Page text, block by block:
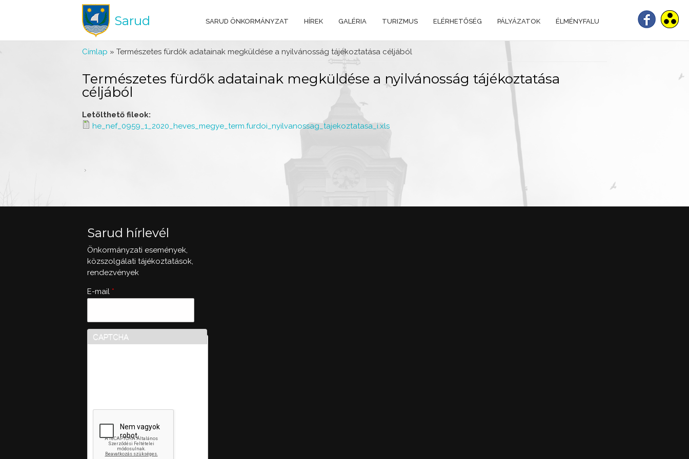
Sarud SARUD ÖNKORMÁNYZAT HÍREK GALÉRIA TURIZMUS ELÉRHETŐSÉG PÁLYÁZATOK ÉLMÉNYFALU
Jelenlegi hely
Címlap » Természetes fürdők adatainak megküldése a nyilvánosság tájékoztatása céljából
Természetes fürdők adatainak megküldése a nyilvánosság tájékoztatása
céljából
Letölthető fileok:
he_nef_0959_1_2020_heves_megye_term.furdoi_nyilvanossag_tajekoztatasa_i.xls
Sarud hírlevél
Önkormányzati események,
közszolgálati tájékoztatások,
rendezvények
E-mail *
CAPTCHA